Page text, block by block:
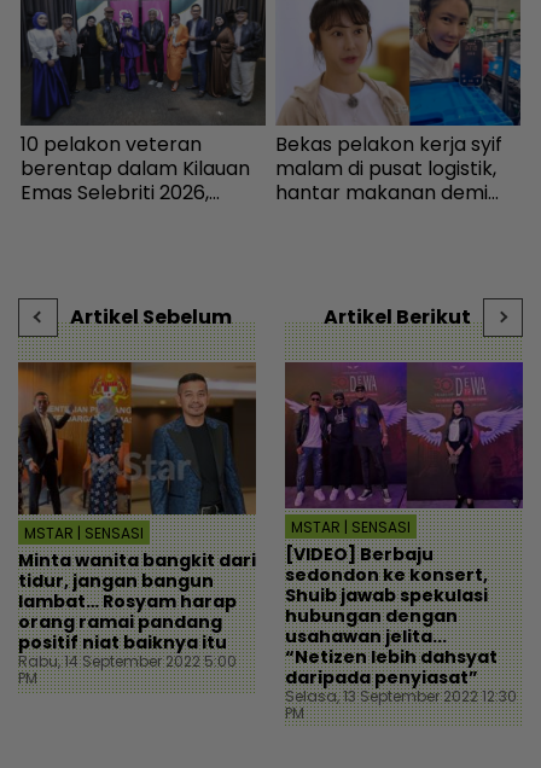
10 pelakon veteran
berentap dalam Kilauan
Emas Selebriti 2026,
Bekas pelakon kerja syif
malam di pusat logistik,
hantar makanan demi
Artikel Sebelum
MSTAR | SENSASI
Minta wanita bangkit dari
tidur, jangan bangun
lambat… Rosyam harap
orang ramai pandang
positif niat baiknya itu
Rabu, 14 September 2022 5:00
PM
Artikel Berikut
MSTAR | SENSASI
[VIDEO] Berbaju
sedondon ke konsert,
Shuib jawab spekulasi
hubungan dengan
usahawan jelita...
“Netizen lebih dahsyat
daripada penyiasat”
Selasa, 13 September 2022 12:30
PM